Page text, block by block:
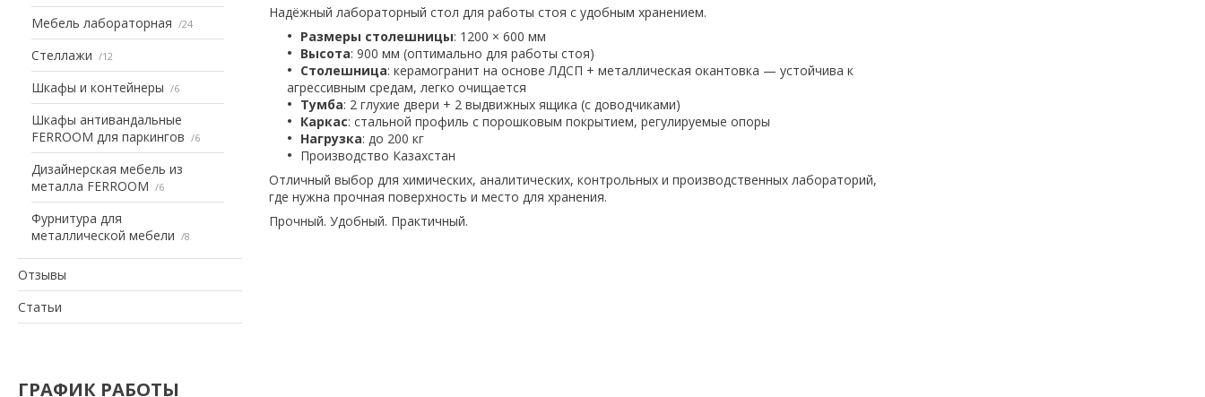
Мебель лабораторная 24
Стеллажи 12
Шкафы и контейнеры 6
Шкафы антивандальные
FERROOM для паркингов
6
Дизайнерская мебель из
металла FERROOM
6
Фурнитура для
металлической мебели
8
Отзывы
Статьи
ГРАФИК РАБОТЫ
Надёжный лабораторный стол для работы стоя с удобным хранением.
Размеры столешницы: 1200 × 600 мм
Высота: 900 мм (оптимально для работы стоя)
Столешница: керамогранит на основе ЛДСП + металлическая окантовка — устойчива к
агрессивным средам, легко очищается
Тумба: 2 глухие двери + 2 выдвижных ящика (с доводчиками)
Каркас: стальной профиль с порошковым покрытием, регулируемые опоры
Нагрузка: до 200 кг
Производство Казахстан
Отличный выбор для химических, аналитических, контрольных и производственных лабораторий,
где нужна прочная поверхность и место для хранения.
Прочный. Удобный. Практичный.